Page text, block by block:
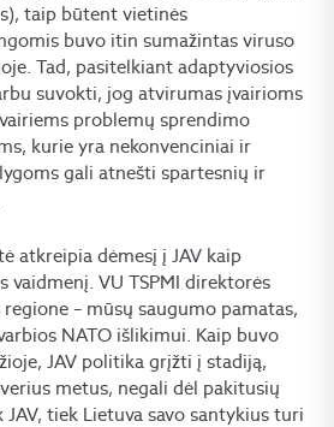
taip būtent vietinės
buvo itin sumažintas viruso
Tad, pasitelkiant adaptyviosios
suvokti, jog atvirumas įvairioms
problemų sprendimo
kurie yra nekonvenciniai ir
gali atnešti spartesnių ir
atkreipia dėmesį į JAV kaip
VU TSPMI direktorės
– mūsų saugumo pamatas,
NATO išlikimui. Kaip buvo
JAV politika grįžti į stadiją,
metus, negali dėl pakitusių
tiek Lietuva savo santykius turi